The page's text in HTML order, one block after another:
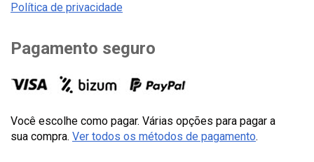
Política de privacidade
Pagamento seguro
Você escolhe como pagar. Várias opções para pagar a
sua compra. Ver todos os métodos de pagamento.